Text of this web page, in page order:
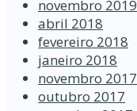
novembro 2019
abril 2018
fevereiro 2018
janeiro 2018
novembro 2017
outubro 2017